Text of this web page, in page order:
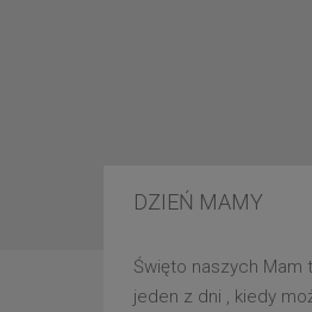
DZIEŃ MAMY
Święto naszych Mam
jeden z dni , kiedy